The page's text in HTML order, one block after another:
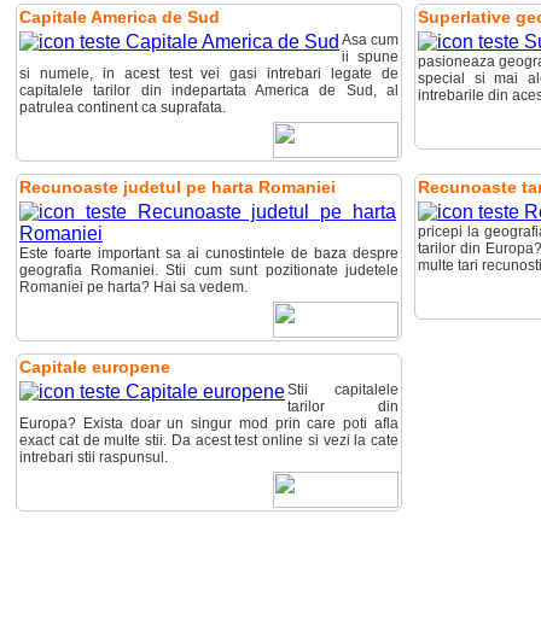
Capitale America de Sud
Asa cum
ii spune
si numele, in acest test vei gasi intrebari legate de
capitalele tarilor din indepartata America de Sud, al
patrulea continent ca suprafata.
Superlative
pasioneaza
special si mai
intrebarile din
Recunoaste judetul pe harta Romaniei
Este foarte important sa ai cunostintele de baza despre
geografia Romaniei. Stii cum sunt pozitionate judetele
Romaniei pe harta? Hai sa vedem.
Recunoaste
pricepi la
tarilor din
multe tari
Capitale europene
Stii capitalele
tarilor din
Europa? Exista doar un singur mod prin care poti afla
exact cat de multe stii. Da acest test online si vezi la cate
intrebari stii raspunsul.